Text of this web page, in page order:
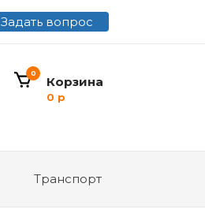
Задать вопрос
Корзина
0
0 р
Транспорт